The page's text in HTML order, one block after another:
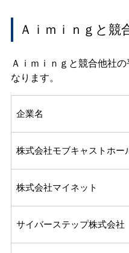
Ａｉｍｉｎｇと競
Ａｉｍｉｎｇと競合他社
なります。
企業名
株式会社モブキャストホー
株式会社マイネット
サイバーステップ株式会社